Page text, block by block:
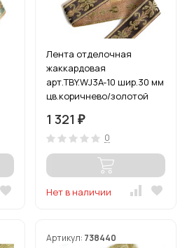
Лента отделочная
жаккардовая
арт.TBY.WJ3A-10 шир.30 мм
цв.коричнево/золотой
1 321 ₽
0
Нет в наличии
Артикул: 738440